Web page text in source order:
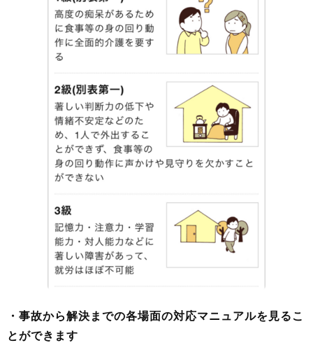
・事故から解決までの各場面の対応マニュアルを見るこ
とができます